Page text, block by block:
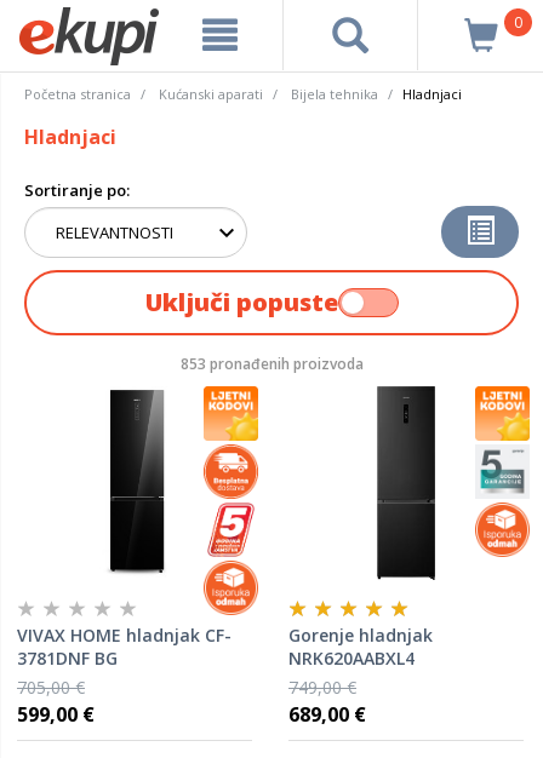
0
Početna stranica Kućanski aparati Bijela tehnika Hladnjaci
Hladnjaci
Sortiranje po:
Uključi popuste
853 pronađenih proizvoda
VIVAX HOME hladnjak CF-
3781DNF BG
705,00 €
599,00 €
Gorenje hladnjak
NRK620AABXL4
749,00 €
689,00 €